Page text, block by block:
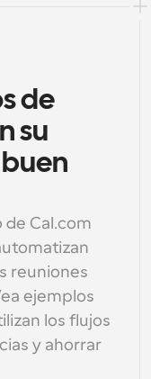
de
su
de Cal.com
reuniones
ejemplos
los flujos
y ahorrar